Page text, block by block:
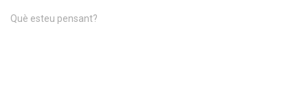
Què esteu pensant?